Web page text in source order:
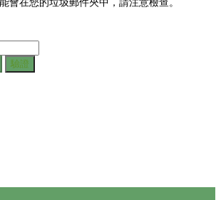
會在您的垃圾郵件夾中，請注意檢查。
驗證